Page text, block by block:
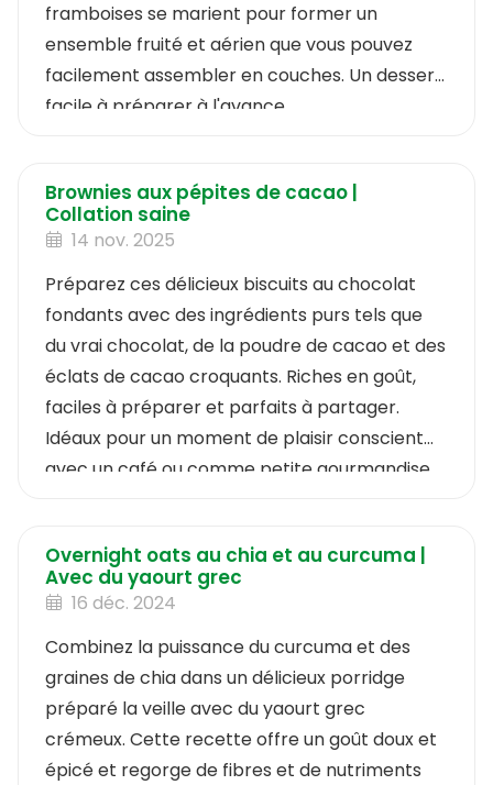
framboises se marient pour former un
ensemble fruité et aérien que vous pouvez
facilement assembler en couches. Un dessert
facile à préparer à l'avance.
Brownies aux pépites de cacao |
Collation saine
14 nov. 2025
Préparez ces délicieux biscuits au chocolat
fondants avec des ingrédients purs tels que
du vrai chocolat, de la poudre de cacao et des
éclats de cacao croquants. Riches en goût,
faciles à préparer et parfaits à partager.
Idéaux pour un moment de plaisir conscient
avec un café ou comme petite gourmandise
Overnight oats au chia et au curcuma |
Avec du yaourt grec
16 déc. 2024
Combinez la puissance du curcuma et des
graines de chia dans un délicieux porridge
préparé la veille avec du yaourt grec
crémeux. Cette recette offre un goût doux et
épicé et regorge de fibres et de nutriments